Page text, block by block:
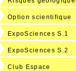
Option scientifique
ExpoSciences S.1
ExpoSciences S.2
Club Espace